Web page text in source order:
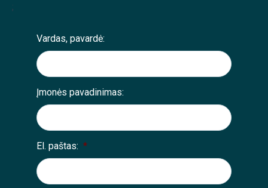
;
Vardas, pavardė:
Įmonės pavadinimas:
El. paštas: *